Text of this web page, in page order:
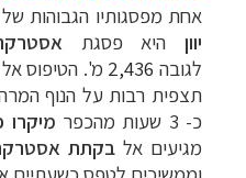
אחת מפסגותיו הגבוהות
יווןהיא פסגת
לגובה 2,436 מ'. הטיפוס
תצפית רבות על הנוף
כ- 3 שעות מהכפר
מיקרו
מגיעים אלבקתת